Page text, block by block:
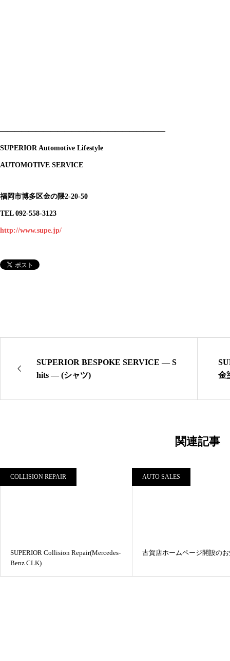
———————————————————————
SUPERIOR Automotive Lifestyle
AUTOMOTIVE SERVICE
福岡市博多区金の隈2-20-50
TEL 092-558-3123
http://www.supe.jp/
SUPERIOR BESPOKE SERVICE — S
hits — (シャツ)
金
関連記事
COLLISION REPAIR
SUPERIOR Collision Repair(Mercedes-
Benz CLK)
AUTO SALES
古賀店ホームページ開設の